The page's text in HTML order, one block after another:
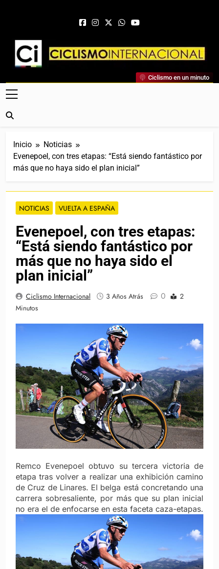
Ciclismo Internacional
Web Dedicada Al Ciclismo Mundial. Entrevistas, Análisis,
Crónicas, Previas Y Más. La Web Ciclista De Referencia.
Ciclismo en un minuto
Inicio
Noticias
Evenepoel, con tres etapas: “Está siendo fantástico por
más que no haya sido el plan inicial”
NOTICIAS VUELTA A ESPAÑA
Evenepoel, con tres etapas:
“Está siendo fantástico por
más que no haya sido el
plan inicial”
Ciclismo Internacional 3 Años Atrás 0
2
Minutos
Remco Evenepoel obtuvo su tercera victoria de
etapa tras volver a realizar una exhibición camino
de Cruz de Linares. El belga está concretando una
carrera sobresaliente, por más que su plan inicial
no era el de enfocarse en esta faceta caza-etapas.